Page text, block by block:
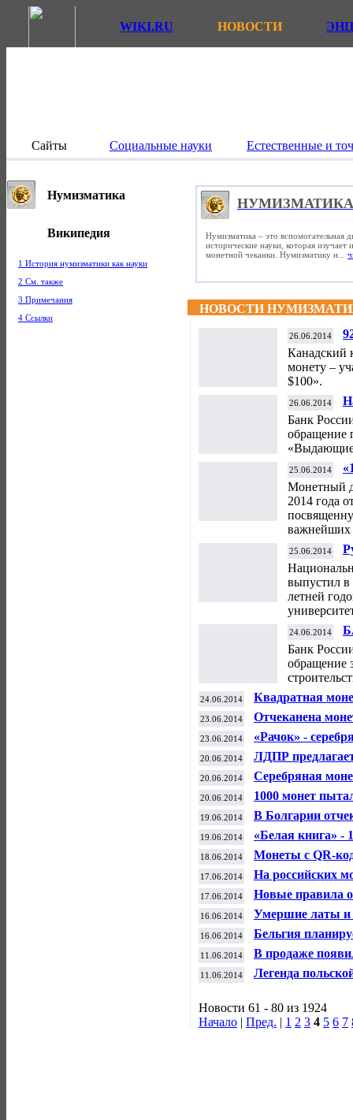
WIKI.RU НОВОСТИ
Сайты Социальные науки Естественные и
Нумизматика
Википедия
1 История нумизматики как науки
2 См. также
3 Примечания
4 Ссылки
НУМИЗМАТИКА
Нумизматика – это вспомогательная
исторические науки, которая
монетной чеканки. Нумизматику н...
НОВОСТИ
26.06.2014
Канадский
монету –
$100».
26.06.2014
Банк
обращение
25.06.2014
Монетный
2014 года
важнейших
25.06.2014
выпустил
летней
24.06.2014
Банк
обращение
24.06.2014 Квадратная
23.06.2014 Отчеканена
23.06.2014 «Рачок» -
20.06.2014
ЛДПР
видами Крыма
20.06.2014 Серебряная
20.06.2014
1000 монет
граждане РФ
19.06.2014 В Болгарии
19.06.2014 «Белая книга» -
18.06.2014
Монеты с QR-
олимпийцам
17.06.2014
На российских
знака
17.06.2014 Новые правила
16.06.2014 Умершие латы и
16.06.2014 Бельгия
11.06.2014
В продаже
Папатуануку»
11.06.2014 Легенда
Новости 61 - 80 из 1924
Начало | Пред. | 1 2 3 4 5 6 7